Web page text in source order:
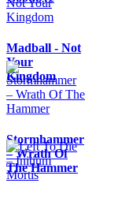
Madball - Not
Your
Kingdom
Stormhammer
– Wrath Of
The Hammer